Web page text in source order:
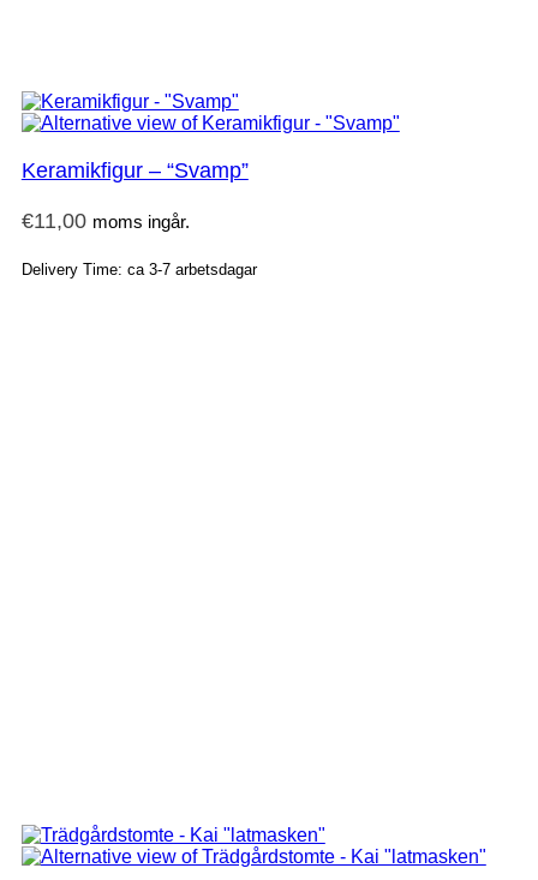
Keramikfigur – “Svamp”
€11,00 moms ingår.
Delivery Time: ca 3-7 arbetsdagar